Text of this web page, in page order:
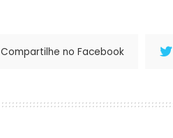
Compartilhe no Facebook